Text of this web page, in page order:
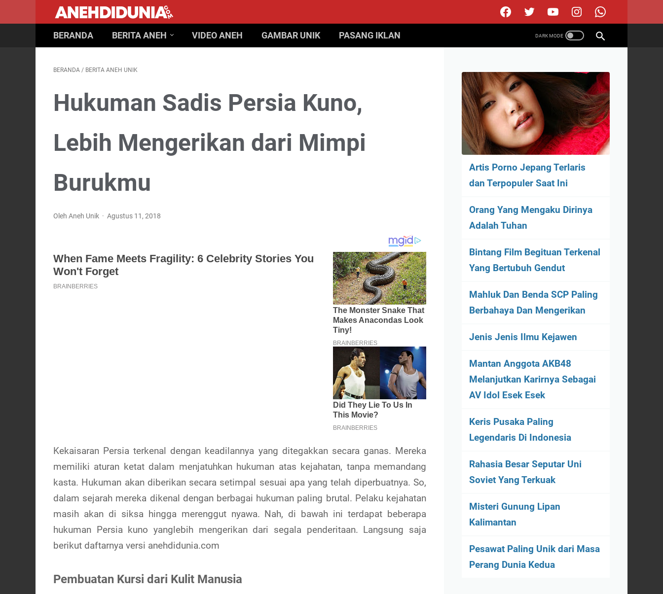
BERANDA BERITA ANEH VIDEO ANEH GAMBAR UNIK PASANG IKLAN
BERANDA / BERITA ANEH UNIK
Hukuman Sadis Persia Kuno,
Lebih Mengerikan dari Mimpi
Burukmu
Oleh Aneh Unik Agustus 11, 2018
Kekaisaran Persia terkenal dengan keadilannya yang ditegakkan secara ganas. Mereka
memiliki aturan ketat dalam menjatuhkan hukuman atas kejahatan, tanpa memandang
kasta. Hukuman akan diberikan secara setimpal sesuai apa yang telah diperbuatnya. So,
dalam sejarah mereka dikenal dengan berbagai hukuman paling brutal. Pelaku kejahatan
masih akan di siksa hingga merenggut nyawa. Nah, di bawah ini terdapat beberapa
hukuman Persia kuno yanglebih mengerikan dari segala penderitaan. Langsung saja
berikut daftarnya versi anehdidunia.com
Pembuatan Kursi dari Kulit Manusia
Artis Porno Jepang Terlaris
dan Terpopuler Saat Ini
Orang Yang Mengaku Dirinya
Adalah Tuhan
Bintang Film Begituan Terkenal
Yang Bertubuh Gendut
Mahluk Dan Benda SCP Paling
Berbahaya Dan Mengerikan
Jenis Jenis Ilmu Kejawen
Mantan Anggota AKB48
Melanjutkan Karirnya Sebagai
AV Idol Esek Esek
Keris Pusaka Paling
Legendaris Di Indonesia
Rahasia Besar Seputar Uni
Soviet Yang Terkuak
Misteri Gunung Lipan
Kalimantan
Pesawat Paling Unik dari Masa
Perang Dunia Kedua